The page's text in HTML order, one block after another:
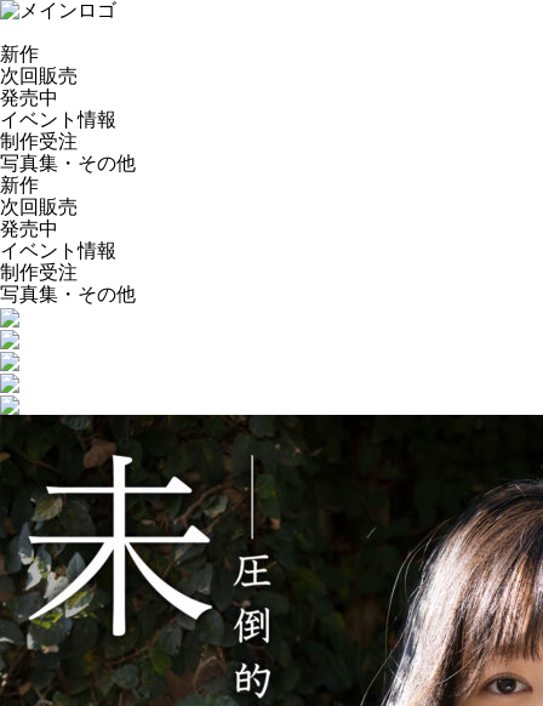
新作
次回販売
発売中
イベント情報
制作受注
写真集・その他
新作
次回販売
発売中
イベント情報
制作受注
写真集・その他